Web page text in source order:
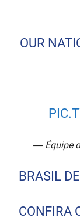
📋 OUR
— Équipe
BRASIL
CONFIRA